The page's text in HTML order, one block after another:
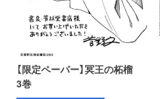
【限定ペーパー】冥王の柘榴
3巻